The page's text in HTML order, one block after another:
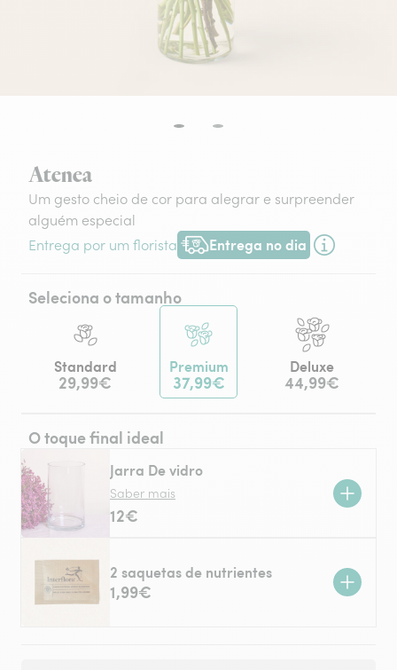
Atenea
Um gesto cheio de cor para alegrar e surpreender
alguém especial
Entrega por um florista
Entrega no dia
Entrega hoje ou na data à tua
Seleciona o tamanho
Standard
29,99€
Premium
37,99€
Deluxe
44,99€
O toque final ideal
Jarra De vidro
Saber mais
12€
2 saquetas de nutrientes
1,99€